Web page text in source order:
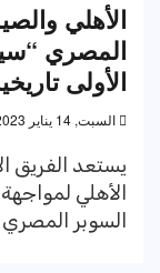
الأهلي
المصري
الأولى
السبت, 14 يناير 2023, 11:01 ص
يستعد الفريق
الأهلي
السوبر